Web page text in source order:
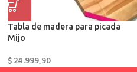
Tabla de madera para picada
Mijo
$24.999,90